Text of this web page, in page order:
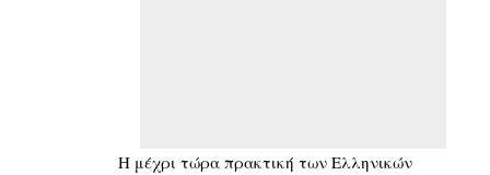
Η μέχρι τώρα πρακτική των Ελληνικών